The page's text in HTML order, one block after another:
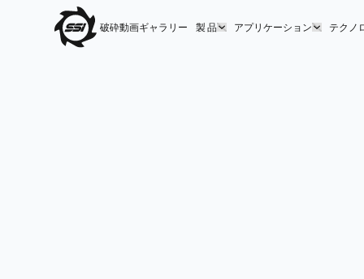
破砕動画ギャラリー 製 品 アプリケーション テクノ